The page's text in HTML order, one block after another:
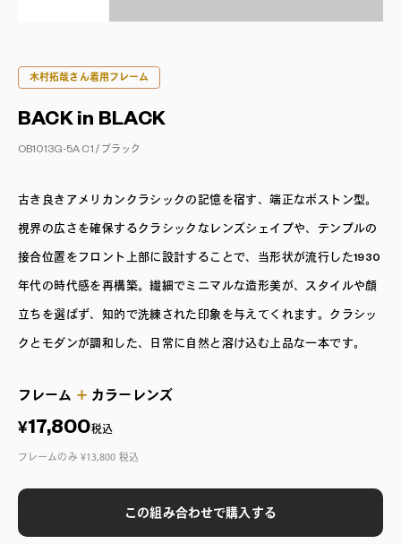
木村拓哉さん着用フレーム
BACK in BLACK
OB1013G-5A C1 / ブラック
古き良きアメリカンクラシックの記憶を宿す、端正なボストン型。
視界の広さを確保するクラシックなレンズシェイプや、テンプルの
接合位置をフロント上部に設計することで、当形状が流行した1930
年代の時代感を再構築。繊細でミニマルな造形美が、スタイルや顔
立ちを選ばず、知的で洗練された印象を与えてくれます。クラシッ
クとモダンが調和した、日常に自然と溶け込む上品な一本です。
フレーム ＋ カラーレンズ
¥17,800税込
フレームのみ ¥13,800 税込
この組み合わせで購入する